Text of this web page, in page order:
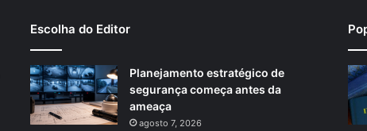
Escolha do Editor
Planejamento estratégico de
segurança começa antes da
ameaça
agosto 7, 2026